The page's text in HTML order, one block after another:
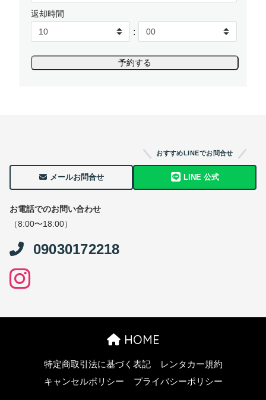
返却時間
:
メールお問合せ
おすすめLINEでお問合せ
LINE 公式
お電話でのお問い合わせ
（8:00〜18:00）
09030172218
HOME
特定商取引法に基づく表記
レンタカー規約
キャンセルポリシー
プライバシーポリシー